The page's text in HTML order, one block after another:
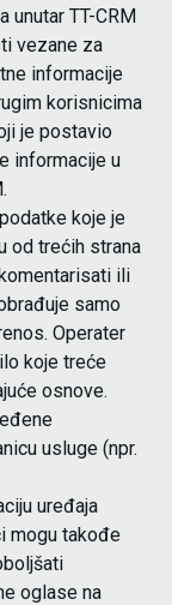
unutar TT-CRM
vezane za
informacije
korisnicima
je postavio
informacije u
koje je
od trećih strana
ili
samo
Operater
koje treće
osnove.
usluge (npr.
uređaja
mogu takođe
oglase na